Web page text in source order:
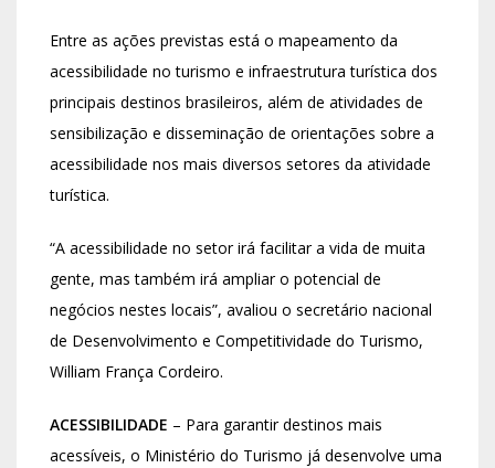
Entre as ações previstas está o mapeamento da
acessibilidade no turismo e infraestrutura turística dos
principais destinos brasileiros, além de atividades de
sensibilização e disseminação de orientações sobre a
acessibilidade nos mais diversos setores da atividade
turística.
“A acessibilidade no setor irá facilitar a vida de muita
gente, mas também irá ampliar o potencial de
negócios nestes locais”, avaliou o secretário nacional
de Desenvolvimento e Competitividade do Turismo,
William França Cordeiro.
ACESSIBILIDADE – Para garantir destinos mais
acessíveis, o Ministério do Turismo já desenvolve uma